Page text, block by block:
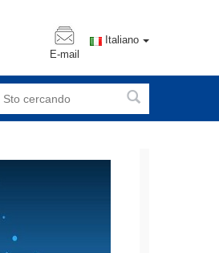
E-mail
Italiano